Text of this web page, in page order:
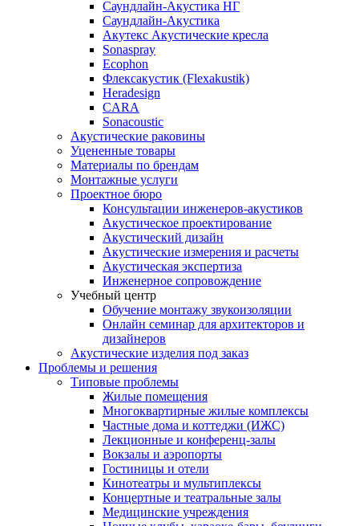
Саундлайн-Акустика НГ
Саундлайн-Акустика
Акутекс Акустические кресла
Sonaspray
Ecophon
Флексакустик (Flexakustik)
Heradesign
CARA
Sonacoustic
Акустические раковины
Уцененные товары
Материалы по брендам
Монтажные услуги
Проектное бюро
Консультации инженеров-акустиков
Акустическое проектирование
Акустический дизайн
Акустические измерения и расчеты
Акустическая экспертиза
Инженерное сопровождение
Учебный центр
Обучение монтажу звукоизоляции
Онлайн семинар для архитекторов и
дизайнеров
Акустические изделия под заказ
Проблемы и решения
Типовые проблемы
Жилые помещения
Многоквартирные жилые комплексы
Частные дома и коттеджи (ИЖС)
Лекционные и конференц-залы
Вокзалы и аэропорты
Гостиницы и отели
Кинотеатры и мультиплексы
Концертные и театральные залы
Медицинские учреждения